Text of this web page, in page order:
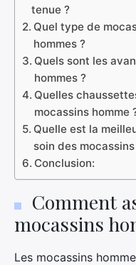
tenue ?
Quel type de
hommes ?
Quels sont les
hommes ?
Quelles
mocassins homme
Quelle est la
soin des
Conclusion:
Comment
mocassins
Les mocassins